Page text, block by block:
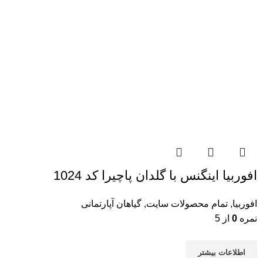
افوربیا اینگنس با گلدان پاچیرا کد 1024
افوربیا, تمام محصولات سایت, گیاهان آپارتمانی
نمره 0 از 5
اطلاعات بیشتر